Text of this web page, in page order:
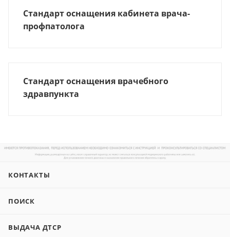
Стандарт оснащения кабинета врача-
профпатолога
Стандарт оснащения врачебного
здравпункта
КОНТАКТЫ
ПОИСК
ВЫДАЧА ДТСР